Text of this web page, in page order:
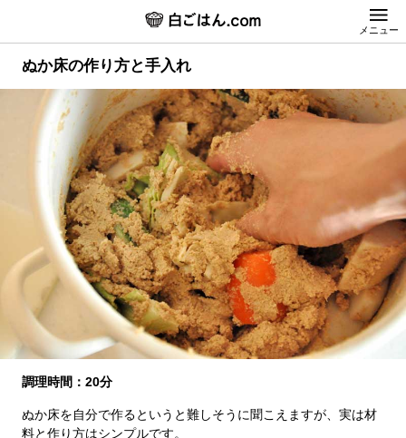
メニュー
ぬか床の作り方と手入れ
調理時間：20分
ぬか床を自分で作るというと難しそうに聞こえますが、実は材
料と作り方はシンプルです。